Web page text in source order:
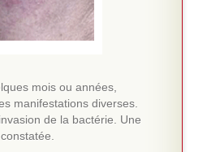
mois ou années,
manifestations diverses.
de la bactérie. Une